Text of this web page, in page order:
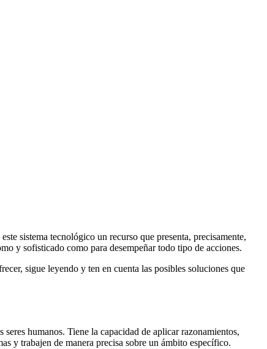
sistema tecnológico un recurso que presenta, precisamente,
y sofisticado como para desempeñar todo tipo de acciones.
sigue leyendo y ten en cuenta las posibles soluciones que
humanos. Tiene la capacidad de aplicar razonamientos,
y trabajen de manera precisa sobre un ámbito específico.